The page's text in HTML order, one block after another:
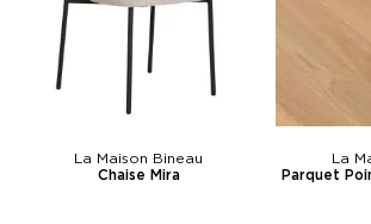
La Maison Bineau
Chaise Mira
La